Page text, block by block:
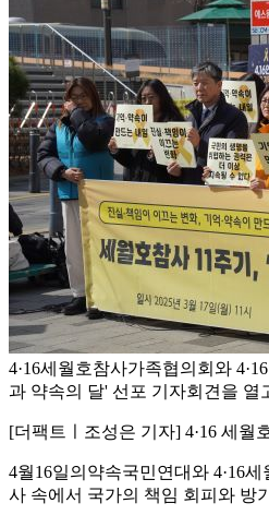
4·16세월호참사가족협의회와
과 약속의 달' 선포 기자회견을 열
[더팩트ㅣ조성은 기자] 4·16 세월
4월16일의약속국민연대와 4·16
사 속에서 국가의 책임 회피와 방